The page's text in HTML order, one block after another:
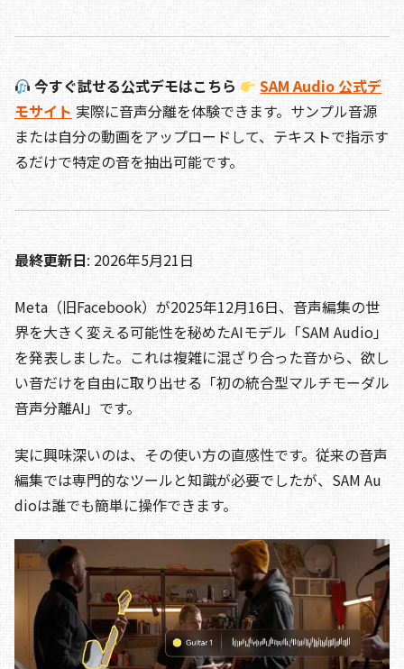
今すぐ試せる公式デモはこちら
SAM Audio 公式デ
モサイト 実際に音声分離を体験できます。サンプル音源
または自分の動画をアップロードして、テキストで指示す
るだけで特定の音を抽出可能です。
最終更新日: 2026年5月21日
Meta（旧Facebook）が2025年12月16日、音声編集の世
界を大きく変える可能性を秘めたAIモデル「SAM Audio」
を発表しました。これは複雑に混ざり合った音から、欲し
い音だけを自由に取り出せる「初の統合型マルチモーダル
音声分離AI」です。
実に興味深いのは、その使い方の直感性です。従来の音声
編集では専門的なツールと知識が必要でしたが、SAM Au
dioは誰でも簡単に操作できます。